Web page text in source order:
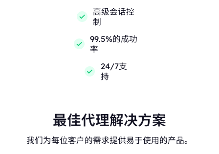
高级会话控
制
99.5%的成功
率
24/7支
持
最佳代理解决方案
我们为每位客户的需求提供易于使用的产品。